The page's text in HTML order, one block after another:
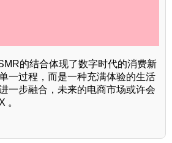
的结合体现了数字时代的消费新
一过程，而是一种充满体验的生活
一步融合，未来的电商市场或许会
。